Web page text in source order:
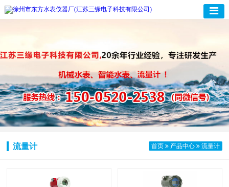
流量计 首页 产品中心 流量计